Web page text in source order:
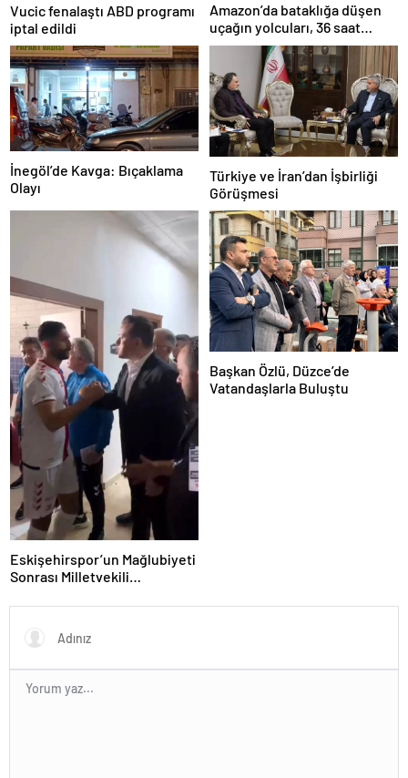
Vucic fenalaştı ABD programı
iptal edildi
Amazon’da bataklığa düşen
uçağın yolcuları, 36 saat
kurtarılmayı bekledi
İnegöl’de Kavga: Bıçaklama
Olayı
Türkiye ve İran’dan İşbirliği
Görüşmesi
Eskişehirspor’un Mağlubiyeti
Sonrası Milletvekili
Başkan Özlü, Düzce’de
Vatandaşlarla Buluştu